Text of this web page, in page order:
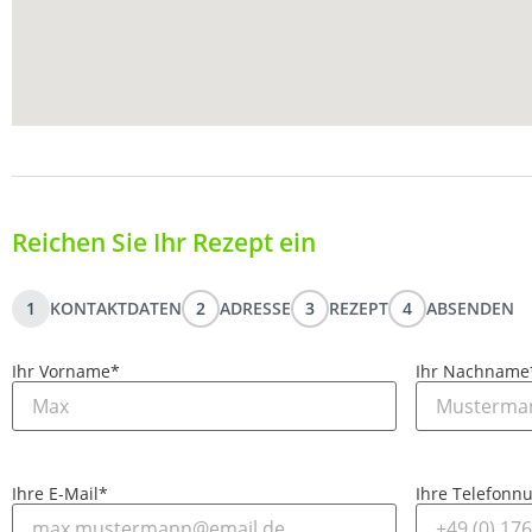
Reichen Sie Ihr Rezept ein
1 KONTAKTDATEN 2 ADRESSE 3 REZEPT 4 ABSENDEN
Ihr Vorname* Ihr Nachname
Ihre E-Mail* Ihre